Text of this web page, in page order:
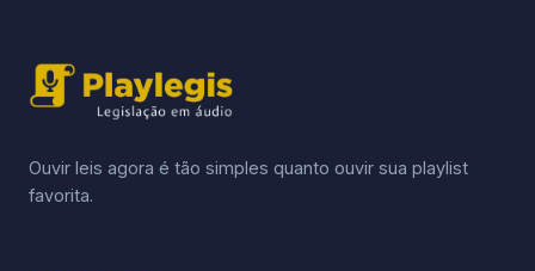
Ouvir leis agora é tão simples quanto ouvir sua playlist
favorita.